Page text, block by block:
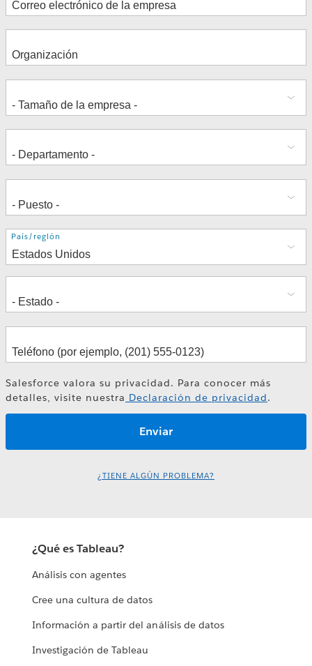
Dirección
País/región
Salesforce valora su privacidad. Para conocer más
detalles, visite nuestra Declaración de privacidad.
¿TIENE ALGÚN PROBLEMA?
¿Qué es Tableau?
Análisis con agentes
Cree una cultura de datos
Información a partir del análisis de datos
Investigación de Tableau